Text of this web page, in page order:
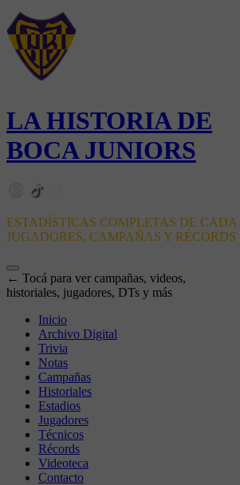
LA HISTORIA DE
BOCA JUNIORS
ESTADÍSTICAS COMPLETAS DE CADA
JUGADORES, CAMPAÑAS Y RÉCORDS
← Tocá para ver campañas, videos,
historiales, jugadores, DTs y más
Inicio
Archivo Digital
Trivia
Notas
Campañas
Historiales
Estadios
Jugadores
Técnicos
Récords
Videoteca
Contacto